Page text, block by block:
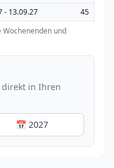
- 13.09.27
45
und
in Ihren
📅 2027